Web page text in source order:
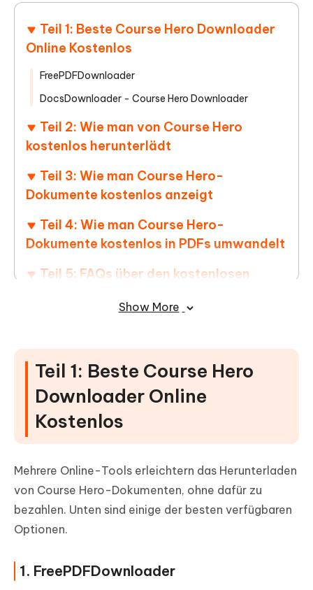
Teil 1: Beste Course Hero Downloader
Online Kostenlos
FreePDFDownloader
DocsDownloader - Course Hero Downloader
Teil 2: Wie man von Course Hero
kostenlos herunterlädt
Teil 3: Wie man Course Hero-
Dokumente kostenlos anzeigt
Teil 4: Wie man Course Hero-
Dokumente kostenlos in PDFs umwandelt
Teil 5: FAQs über den kostenlosen
Show More
Teil 1: Beste Course Hero
Downloader Online
Kostenlos
Mehrere Online-Tools erleichtern das Herunterladen
von Course Hero-Dokumenten, ohne dafür zu
bezahlen. Unten sind einige der besten verfügbaren
Optionen.
1. FreePDFDownloader